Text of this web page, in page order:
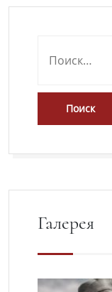
Галерея